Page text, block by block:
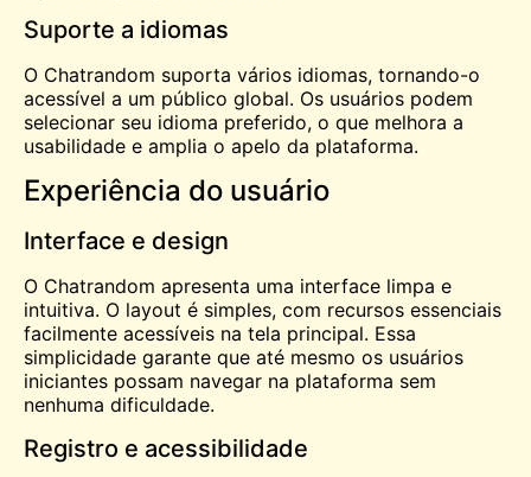
Suporte a idiomas
O Chatrandom suporta vários idiomas, tornando-o
acessível a um público global. Os usuários podem
selecionar seu idioma preferido, o que melhora a
usabilidade e amplia o apelo da plataforma.
Experiência do usuário
Interface e design
O Chatrandom apresenta uma interface limpa e
intuitiva. O layout é simples, com recursos essenciais
facilmente acessíveis na tela principal. Essa
simplicidade garante que até mesmo os usuários
iniciantes possam navegar na plataforma sem
nenhuma dificuldade.
Registro e acessibilidade